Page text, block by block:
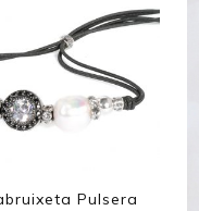
Pulsera